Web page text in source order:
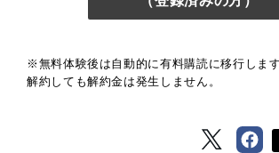
※無料体験後は自動的に有料購読に移行しま
解約しても解約金は発生しません。